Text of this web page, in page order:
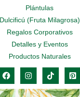
Plántulas
Dulcificú (Fruta Milagrosa)
Regalos Corporativos
Detalles y Eventos
Productos Naturales